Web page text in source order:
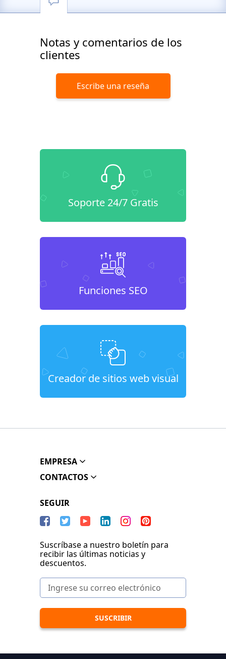
Notas y comentarios de los
clientes
Escribe una reseña
Soporte 24/7 Gratis
Funciones SEO
Creador de sitios web visual
EMPRESA
CONTACTOS
SEGUIR
Suscríbase a nuestro boletín para
recibir las últimas noticias y
descuentos.